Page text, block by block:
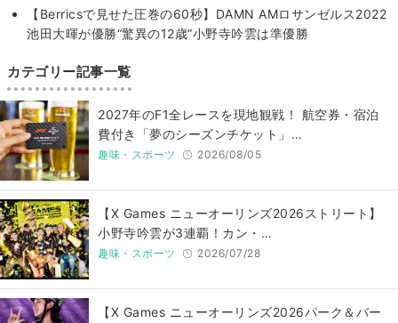
【Berricsで見せた圧巻の60秒】DAMN AMロサンゼルス2022
池田大暉が優勝“驚異の12歳”小野寺吟雲は準優勝
カテゴリー記事一覧
2027年のF1全レースを現地観戦！ 航空券・宿泊
費付き「夢のシーズンチケット」…
趣味・スポーツ 2026/08/05
【X Games ニューオーリンズ2026ストリート】
小野寺吟雲が3連覇！カン・…
趣味・スポーツ 2026/07/28
【X Games ニューオーリンズ2026パーク＆バー